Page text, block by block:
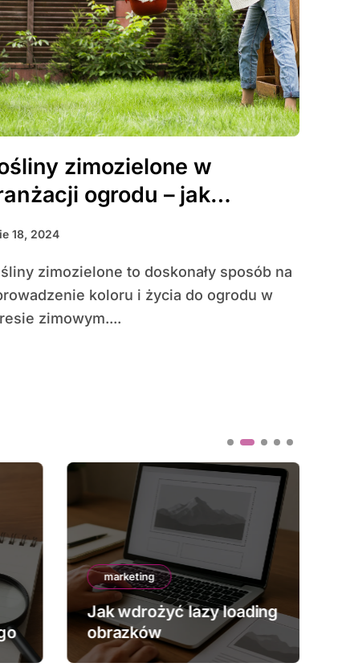
zimozielone w
ogrodu – jak
kolor zimą?
18, 2024
koloru i życia do ogrodu w
zimowym....
marketing
Jak wdrożyć lazy loading
obrazków